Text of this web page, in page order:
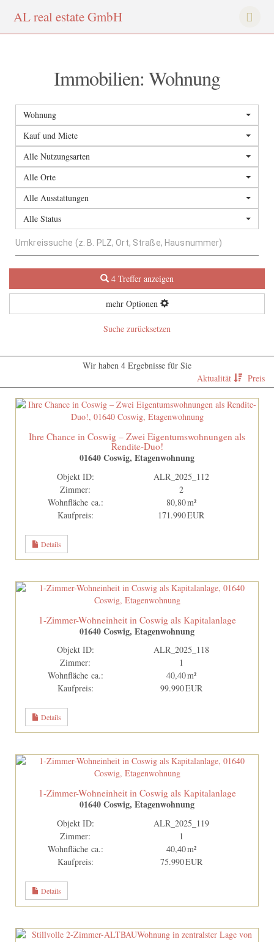
ALreal estateGmbH
Immobilien: Wohnung
Wohnung
Kauf und Miete
Alle Nutzungsarten
Alle Orte
Alle Ausstattungen
Alle Status
4 Treffer anzeigen
mehr Optionen
Suche zurücksetzen
Wir haben 4 Ergebnisse für Sie
Aktualität
Preis
Ihre Chance in Coswig – Zwei Eigentumswohnungen als
Rendite-Duo!
01640 Coswig, Etagenwohnung
Objekt ID:
ALR_2025_112
Zimmer:
2
Wohnfläche ca.:
80,80 m²
Kaufpreis:
171.990 EUR
Details
1-Zimmer-Wohneinheit in Coswig als Kapitalanlage
01640 Coswig, Etagenwohnung
Objekt ID:
ALR_2025_118
Zimmer:
1
Wohnfläche ca.:
40,40 m²
Kaufpreis:
99.990 EUR
Details
1-Zimmer-Wohneinheit in Coswig als Kapitalanlage
01640 Coswig, Etagenwohnung
Objekt ID:
ALR_2025_119
Zimmer:
1
Wohnfläche ca.:
40,40 m²
Kaufpreis:
75.990 EUR
Details